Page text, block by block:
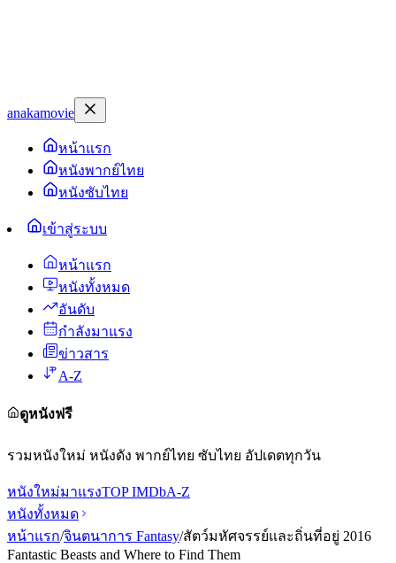
anakamovie
หน้าแรก
หนังพากย์ไทย
หนังซับไทย
เข้าสู่ระบบ
หน้าแรก
หนังทั้งหมด
อันดับ
กำลังมาแรง
ข่าวสาร
A-Z
ดูหนังฟรี
รวมหนังใหม่ หนังดัง พากย์ไทย ซับไทย อัปเดตทุกวัน
หนังใหม่มาแรงTOP IMDbA-Z
หนังทั้งหมด
หน้าแรก/จินตนาการ Fantasy/สัตว์มหัศจรรย์และถิ่นที่อยู่ 2016
Fantastic Beasts and Where to Find Them